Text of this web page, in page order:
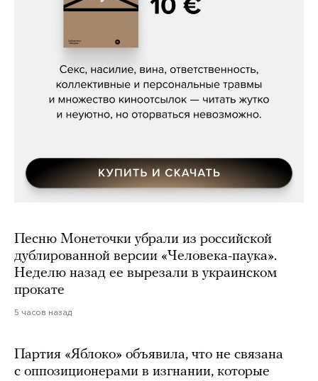
Сергей Кузнецов, «Мясорубка
Песню Монеточки убрали из российской
дублированной версии «Человека-паука».
Неделю назад ее вырезали в украинском
прокате
5 часов назад
Партия «Яблоко» объявила, что не связана
с оппозиционерами в изгнании, которые